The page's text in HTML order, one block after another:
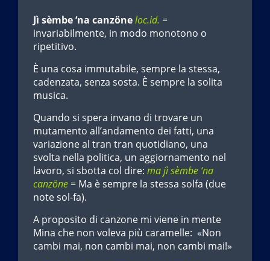
Jì sèmbe ‘na canzöneloc.id. =
invariabilmente, in modo monotono o
ripetitivo.
È una cosa immutabile, sempre la stessa,
cadenzata, senza sosta. È sempre la solita
musica.
Quando si spera invano di trovare un
mutamento all’andamento dei fatti, una
variazione al tran tran quotidiano, una
svolta nella politica, un aggiornamento nel
lavoro, si sbotta col dire: ma jì sèmbe ‘na
canzöne = Ma è sempre la stessa solfa (due
note sol-fa).
A proposito di canzone mi viene in mente
Mina che non voleva più caramelle: «Non
cambi mai, non cambi mai, non cambi mai!»